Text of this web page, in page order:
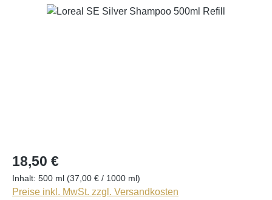
Bildergalerie überspringen
18,50 €
Inhalt: 500 ml (37,00 € / 1000 ml)
Preise inkl. MwSt. zzgl. Versandkosten